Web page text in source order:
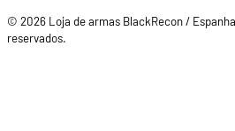
© 2026 Loja de armas BlackRecon /
reservados.